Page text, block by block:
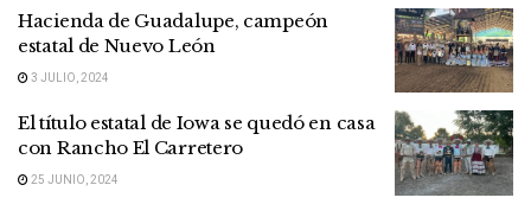
Hacienda de Guadalupe, campeón
estatal de Nuevo León
3 JULIO, 2024
El título estatal de Iowa se quedó en casa
con Rancho El Carretero
25 JUNIO, 2024